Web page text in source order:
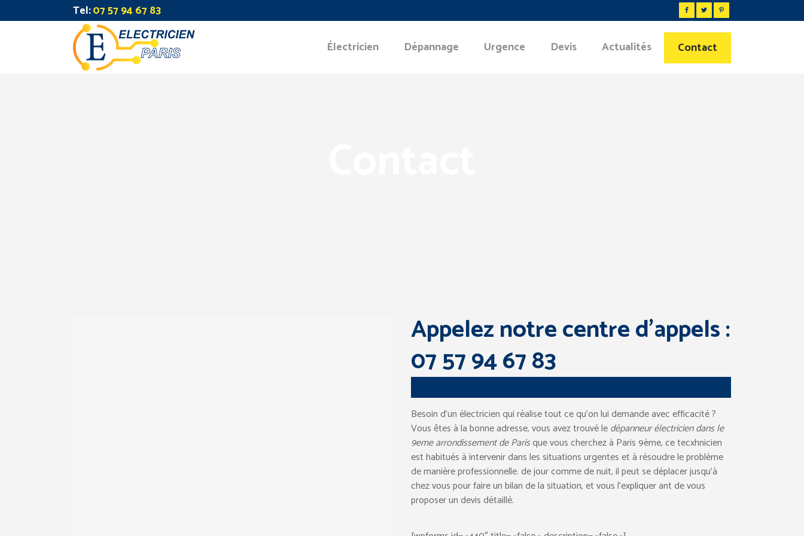
Tel:07 57 94 67 83
Électricien Dépannage Urgence Devis Actualités Contact
Appelez notre centre d’appels :
07 57 94 67 83
Besoin d’un électricien qui réalise tout ce qu’on lui demande avec efficacité ?
Vous êtes à la bonne adresse, vous avez trouvé ledépanneur électricien dans le
9eme arrondissement de Parisque vous cherchez à Paris 9ème, ce tecxhnicien
est habitués à intervenir dans les situations urgentes et à résoudre le problème
de manière professionnelle. de jour comme de nuit, il peut se déplacer jusqu’à
chez vous pour faire un bilan de la situation, et vous l’expliquer ant de vous
proposer un devis détaillé.